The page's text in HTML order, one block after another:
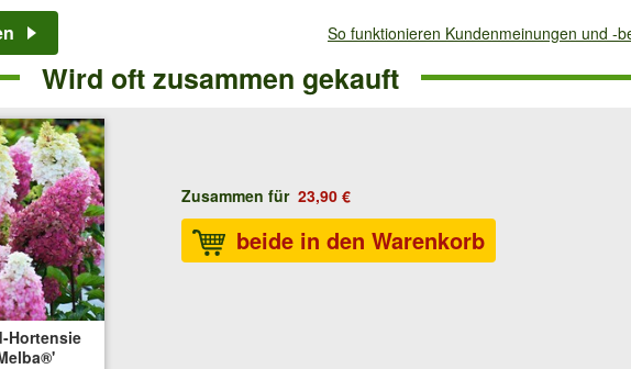
So funktionieren Kundenmeinungen und -
Wird oft zusammen gekauft
Hortensie
Zusammen für 23,90 €
beide in den Warenkorb